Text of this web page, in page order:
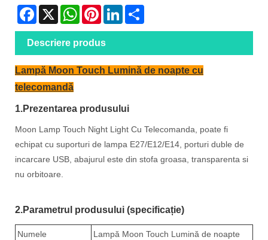
Facebook
X WhatsAppPinterestLinkedIn
Descriere produs
Lampă Moon Touch Lumină de noapte cu
telecomandă
1.Prezentarea produsului
Moon Lamp Touch Night Light Cu Telecomanda, poate fi
echipat cu suporturi de lampa E27/E12/E14, porturi duble de
incarcare USB, abajurul este din stofa groasa, transparenta si
nu orbitoare.
2.Parametrul produsului (specificație)
Numele
Lampă Moon Touch Lumină de noapte